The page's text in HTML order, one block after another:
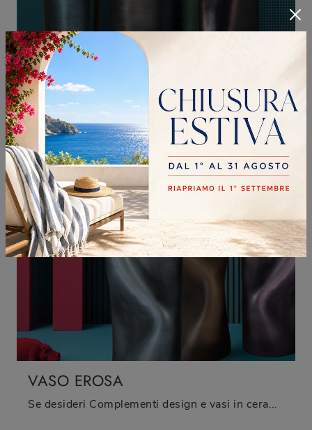
VASO FLORENCE
Se vuoi Complementi design e vasi in ceramica scopri di più sul modello Vaso Florence del brand Adriani e Rossi.
VASO EROSA
Se desideri Complementi design e vasi in ceramica ottieni informazioni sul modello Vaso Erosa della firma Adriani e Rossi.